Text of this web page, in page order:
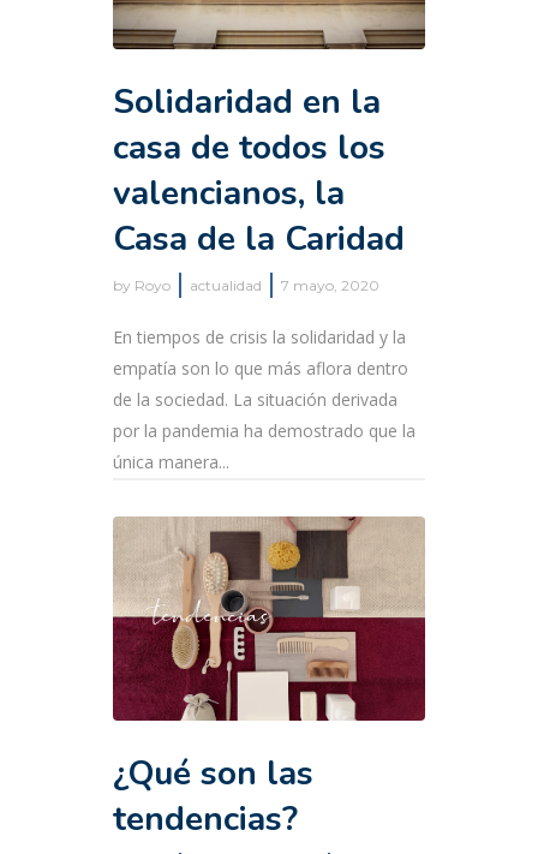
Solidaridad en la
casa de todos los
valencianos, la
Casa de la Caridad
by Royo actualidad 7 mayo, 2020
En tiempos de crisis la solidaridad y la
empatía son lo que más aflora dentro
de la sociedad. La situación derivada
por la pandemia ha demostrado que la
única manera...
¿Qué son las
tendencias?